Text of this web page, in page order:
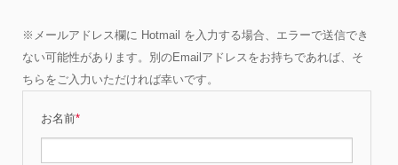
※メールアドレス欄に Hotmail を入力する場合、エラーで送信でき
ない可能性があります。別のEmailアドレスをお持ちであれば、そ
ちらをご入力いただければ幸いです。
お名前*